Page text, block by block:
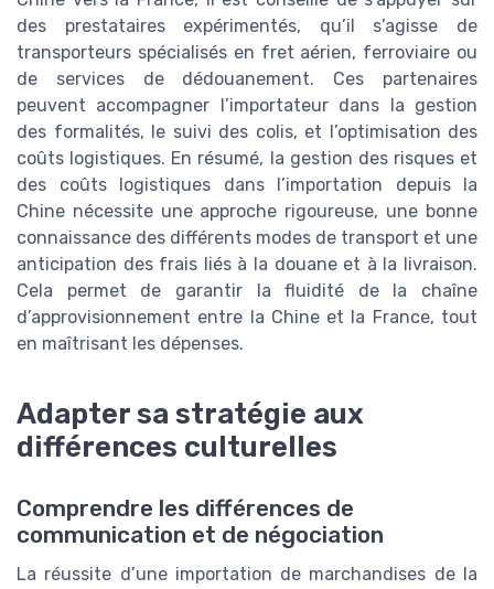
des prestataires expérimentés, qu’il s’agisse de
transporteurs spécialisés en fret aérien, ferroviaire ou
de services de dédouanement. Ces partenaires
peuvent accompagner l’importateur dans la gestion
des formalités, le suivi des colis, et l’optimisation des
coûts logistiques. En résumé, la gestion des risques et
des coûts logistiques dans l’importation depuis la
Chine nécessite une approche rigoureuse, une bonne
connaissance des différents modes de transport et une
anticipation des frais liés à la douane et à la livraison.
Cela permet de garantir la fluidité de la chaîne
d’approvisionnement entre la Chine et la France, tout
en maîtrisant les dépenses.
Adapter sa stratégie aux
différences culturelles
Comprendre les différences de
communication et de négociation
La réussite d’une importation de marchandises de la